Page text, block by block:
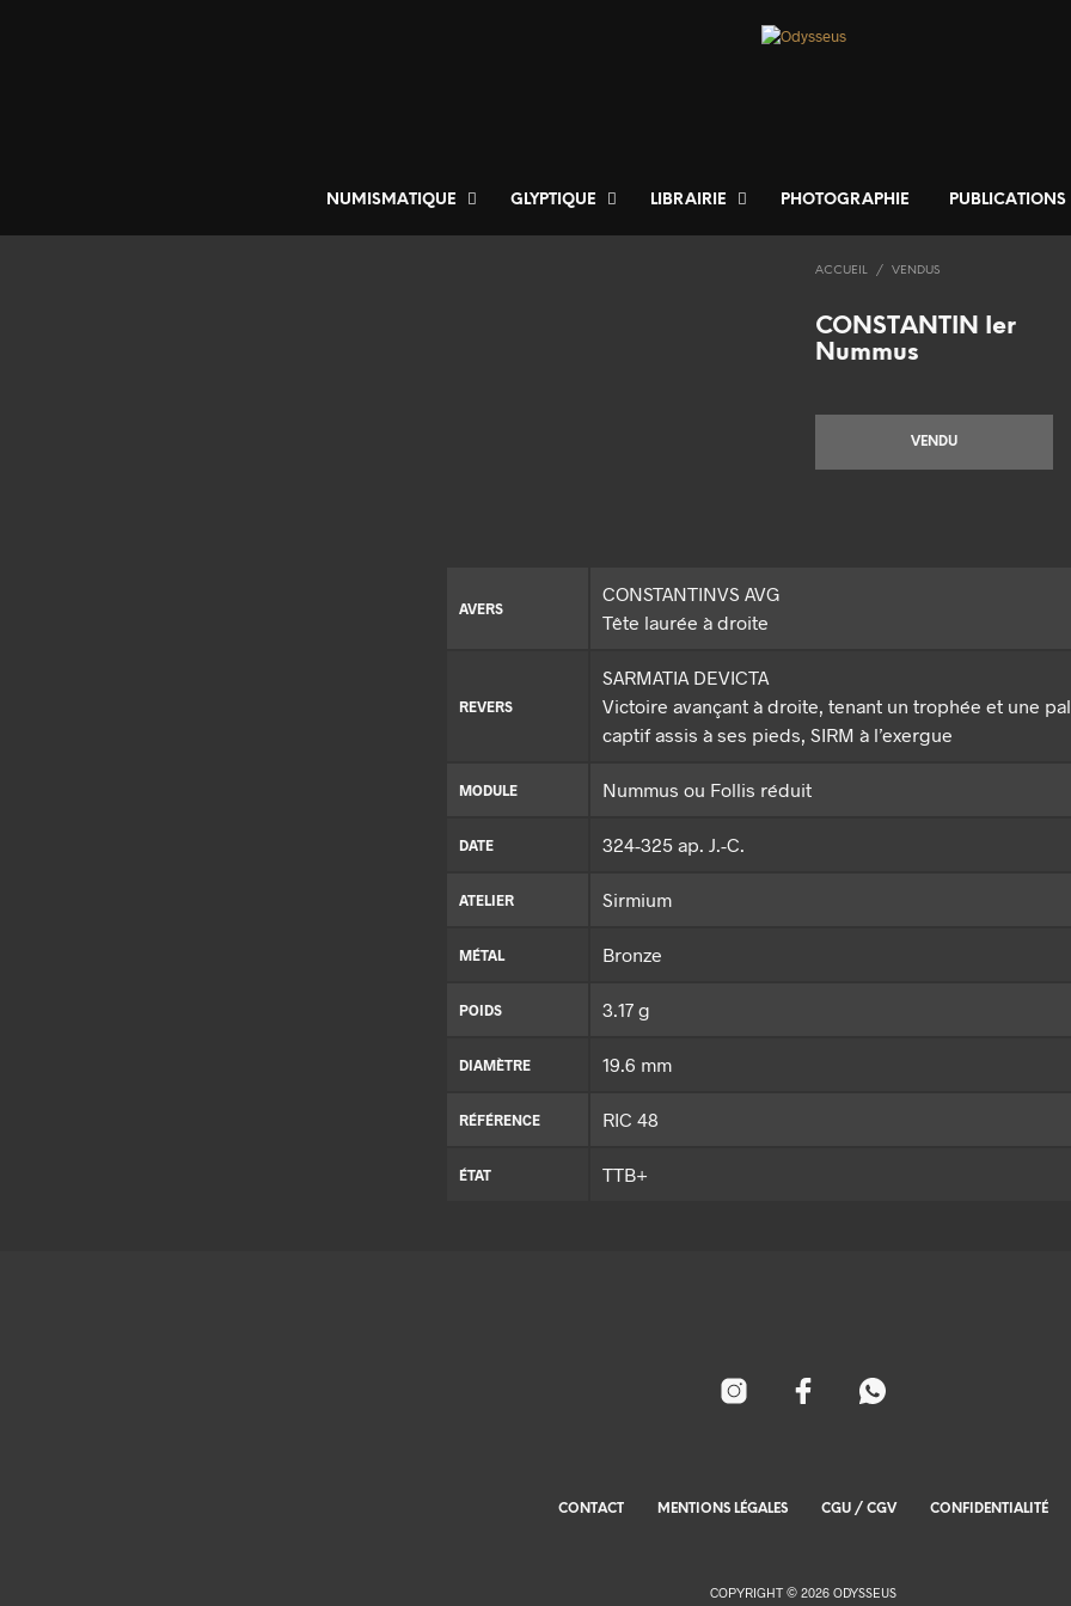
NUMISMATIQUE GLYPTIQUE LIBRAIRIE PHOTOGRAPHIE PUBLICATIONS
ACCUEIL / VENDUS
CONSTANTIN Ier
Nummus
VENDU
AVERS
CONSTANTINVS AVG
Tête laurée à droite
REVERS
SARMATIA DEVICTA
Victoire avançant à droite, tenant un trophée et une
captif assis à ses pieds, SIRM à l’exergue
MODULE Nummus ou Follis réduit
DATE 324-325 ap. J.-C.
ATELIER Sirmium
MÉTAL Bronze
POIDS 3.17 g
DIAMÈTRE 19.6 mm
RÉFÉRENCE RIC 48
ÉTAT TTB+
CONTACT MENTIONS LÉGALES CGU / CGV CONFIDENTIALITÉ
COPYRIGHT © 2026 ODYSSEUS